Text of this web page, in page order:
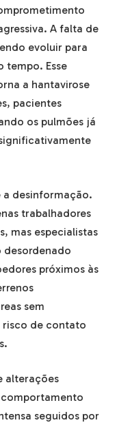
A falta de
evoluir para
tempo. Esse
a hantavirose
pacientes
os pulmões já
desinformação.
trabalhadores
mas especialistas
desordenado
próximos às
sem
risco de contato
alterações
seguidos por